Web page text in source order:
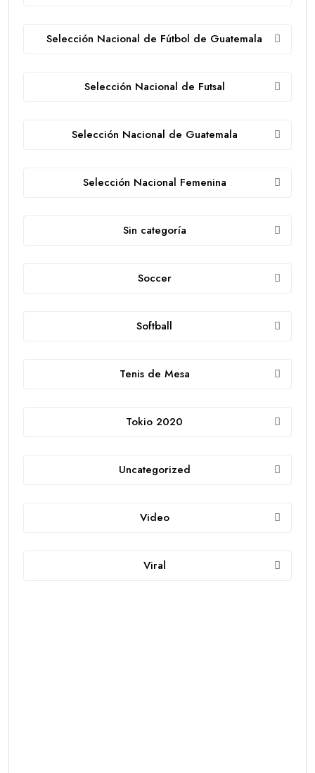
Selección Nacional de Fútbol de Guatemala
Selección Nacional de Futsal
Selección Nacional de Guatemala
Selección Nacional Femenina
Sin categoría
Soccer
Softball
Tenis de Mesa
Tokio 2020
Uncategorized
Video
Viral